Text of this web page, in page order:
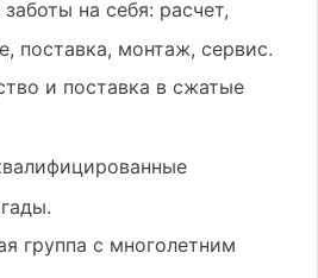
на себя: расчет,
поставка, монтаж, сервис.
и поставка в сжатые
группа с многолетним